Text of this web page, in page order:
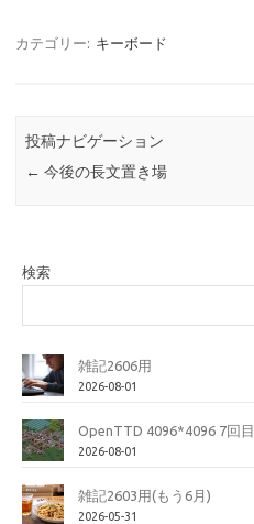
カテゴリー: キーボード
投稿ナビゲーション
← 今後の長文置き場
検索
雑記2606用
2026-08-01
OpenTTD 4096*4096 7回目
2026-08-01
雑記2603用(もう6月)
2026-05-31